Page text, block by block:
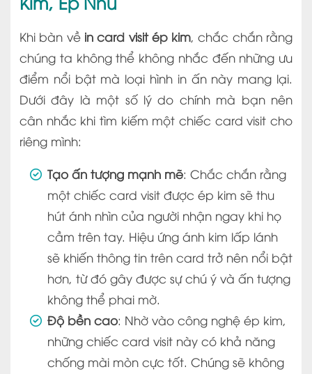
Khi bàn về in card visit ép kim, chắc chắn rằng
chúng ta không thể không nhắc đến những ưu
điểm nổi bật mà loại hình in ấn này mang lại.
Dưới đây là một số lý do chính mà bạn nên
cân nhắc khi tìm kiếm một chiếc card visit cho
riêng mình:
Tạo ấn tượng mạnh mẽ: Chắc chắn rằng
một chiếc card visit được ép kim sẽ thu
hút ánh nhìn của người nhận ngay khi họ
cầm trên tay. Hiệu ứng ánh kim lấp lánh
sẽ khiến thông tin trên card trở nên nổi bật
hơn, từ đó gây được sự chú ý và ấn tượng
không thể phai mờ.
Độ bền cao: Nhờ vào công nghệ ép kim,
những chiếc card visit này có khả năng
chống mài mòn cực tốt. Chúng sẽ không